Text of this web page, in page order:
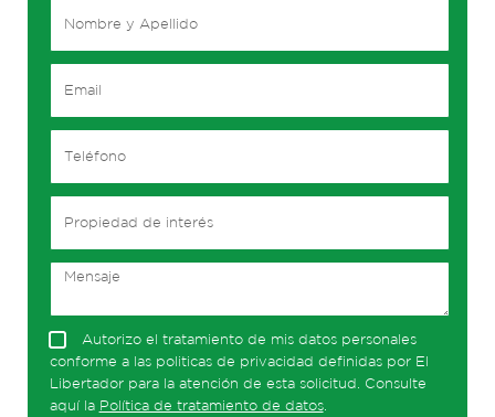
Autorizo el tratamiento de mis datos personales
conforme a las politicas de privacidad definidas por El
Libertador para la atención de esta solicitud. Consulte
aquí la Política de tratamiento de datos.